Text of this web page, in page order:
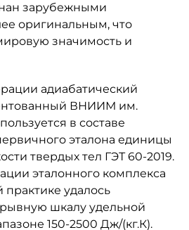
зарубежными
оригинальным, что
значимость и
адиабатический
ВНИИМ им.
в составе
эталона единицы
твердых тел ГЭТ 60-2019.
эталонного комплекса
удалось
шкалу удельной
150-2500 Дж/(кг.К).